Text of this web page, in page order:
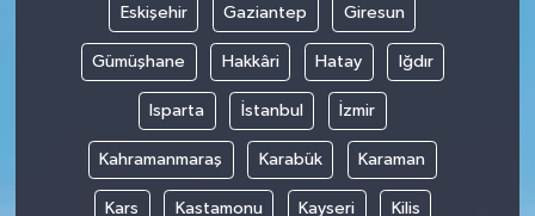
Eskişehir Gaziantep Giresun
Gümüşhane Hakkâri Hatay Iğdır
Isparta İstanbul İzmir
Kahramanmaraş Karabük Karaman
Kars Kastamonu Kayseri Kilis